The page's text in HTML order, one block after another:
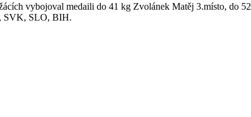
vybojoval medaili do 41 kg Zvolánek Matěj 3.místo, do
SVK, SLO, BIH.